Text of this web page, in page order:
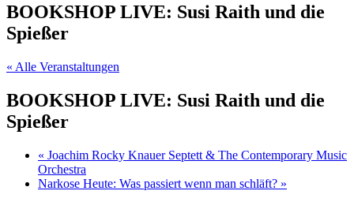
BOOKSHOP LIVE: Susi Raith und die
Spießer
« Alle Veranstaltungen
BOOKSHOP LIVE: Susi Raith und die
Spießer
« Joachim Rocky Knauer Septett & The Contemporary Music
Orchestra
Narkose Heute: Was passiert wenn man schläft? »